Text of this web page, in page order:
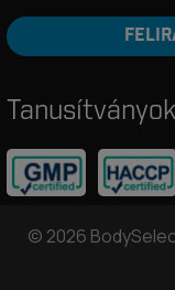
Tanusítványok
© 2026